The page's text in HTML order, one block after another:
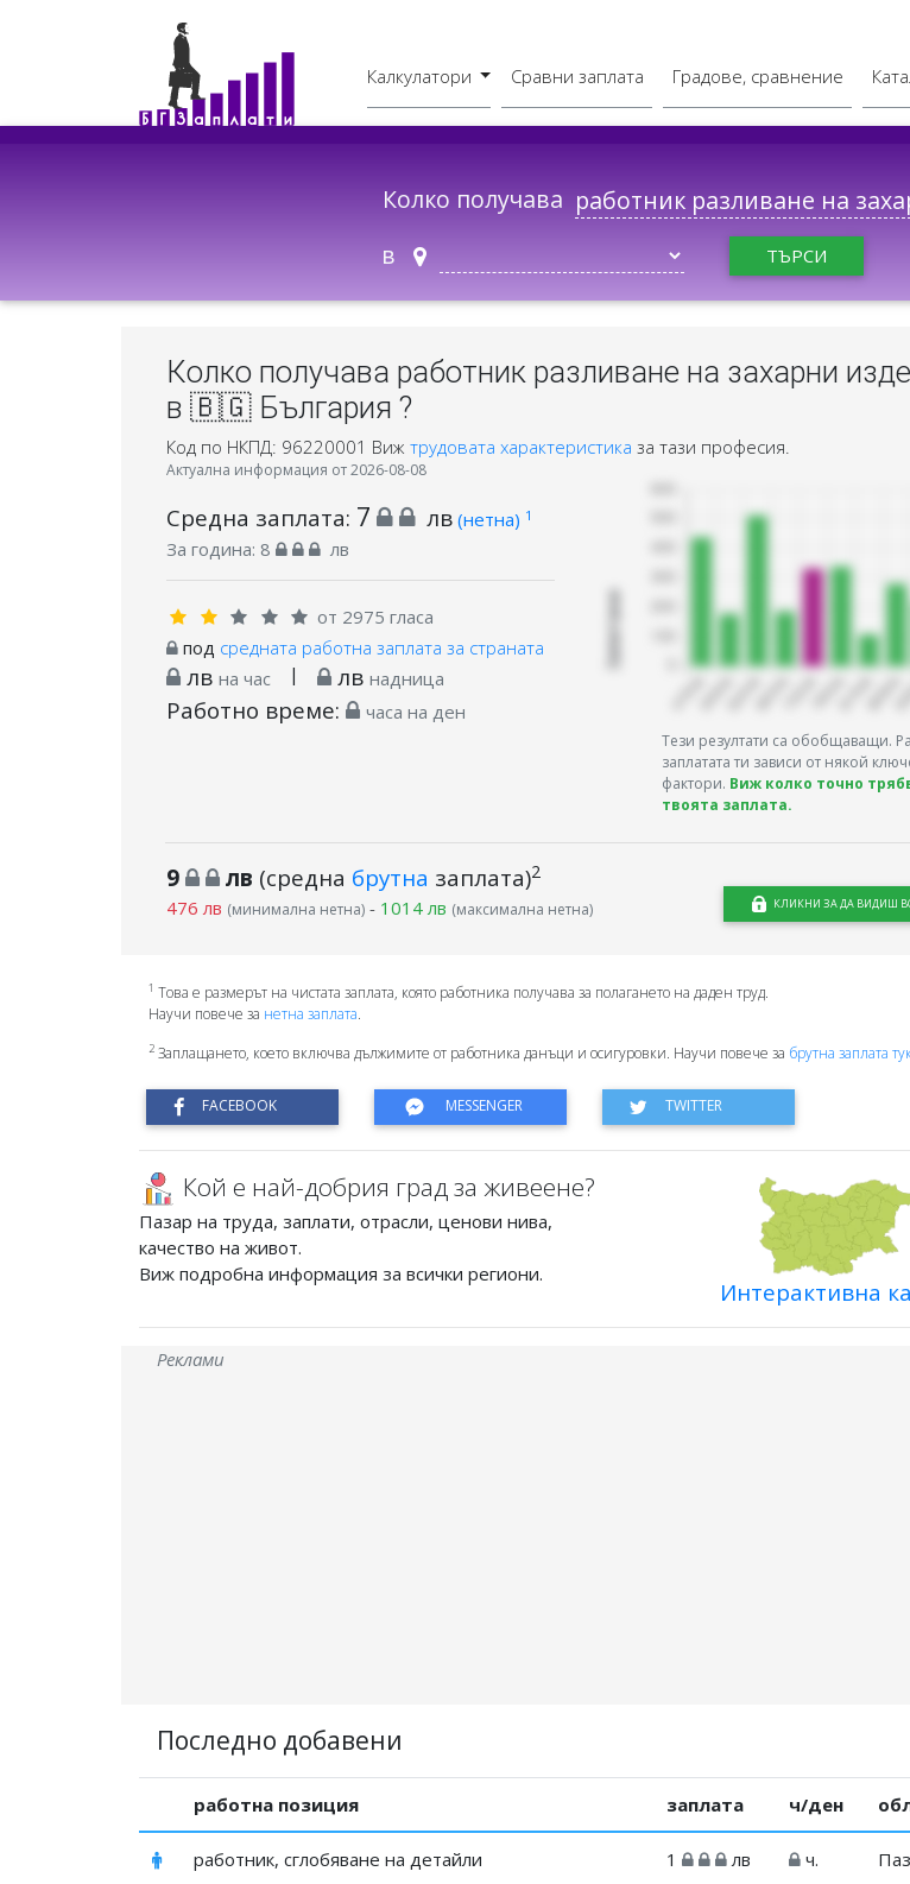
Калкулатори Сравни заплата Градове, сравнение
Колко получава
в ТЪРСИ
Колко получава работник разливане на захарни
в 🇧🇬 България ?
Код по НКПД: 96220001 Виж трудовата характеристика за тази професия.
Актуална информация от 2026-08-08
Средна заплата: 7 лв (нетна) 1
За година: 8 лв
от 2975 гласа
под средната работна заплата за страната
лв на час | лв надница
Работно време: часа на ден
Тези резултати са обобщаващи.
заплатата ти зависи от някой
фактори. Виж колко точно
твоята заплата.
9 лв (средна брутна заплата)2
476 лв (минимална нетна)- 1014 лв (максимална нетна) КЛИКНИ ЗА ДА ВИДИШ
1 Това е размерът на чистата заплата, която работника получава за полагането на даден труд.
Научи повече за нетна заплата.
2Заплащането, което включва дължимите от работника данъци и осигуровки. Научи повече за брутна заплата
Кой е най-добрия град за живеене?
Пазар на труда, заплати, отрасли, ценови нива,
качество на живот.
Виж подробна информация за всички региони.
Интерактивна
Реклами
Последно добавени
работна позиция заплата ч/ден
работник, сглобяване на детайли 1 лв ч.